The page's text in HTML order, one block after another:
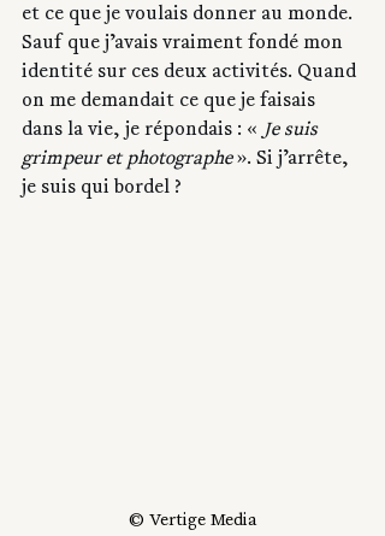
et ce que je voulais donner au monde.
Sauf que j’avais vraiment fondé mon
identité sur ces deux activités. Quand
on me demandait ce que je faisais
dans la vie, je répondais : « Je suis
grimpeur et photographe ». Si j’arrête,
je suis qui bordel ?
© Vertige Media